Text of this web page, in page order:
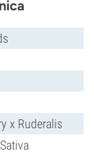
x Ruderalis